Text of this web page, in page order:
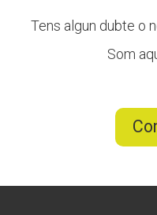
Tens algun dubte o
Som